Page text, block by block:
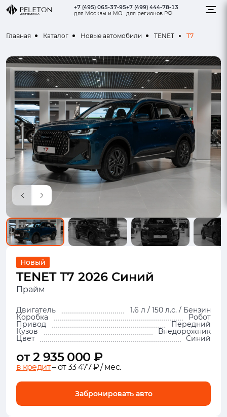
+7 (495) 065-37-95
для Москвы и МО
+7 (499) 444-78-13
для регионов РФ
Главная Каталог Новые автомобили TENET T7
Новый
TENET T7 2026 Синий
Прайм
Двигатель 1.6 л / 150 л.с. / Бензин
Коробка Робот
Привод Передний
Кузов Внедорожник
Цвет Синий
от 2 935 000 ₽
в кредит– от 33 477 ₽ / мес.
Забронировать авто